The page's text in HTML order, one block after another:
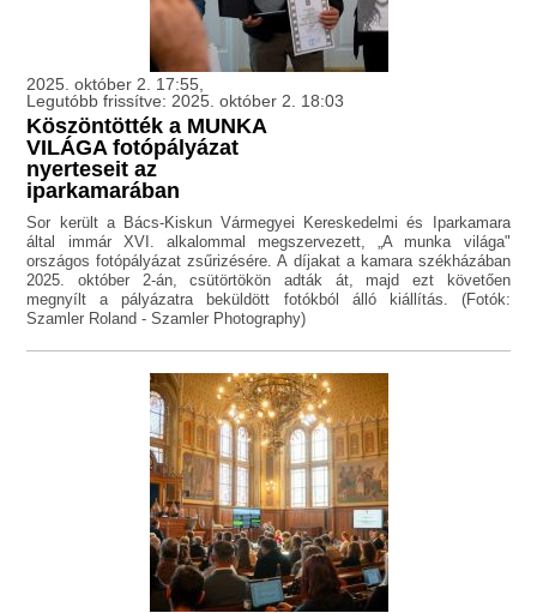
2025. október 2. 17:55,
Legutóbb frissítve: 2025. október 2. 18:03
Köszöntötték a MUNKA
VILÁGA fotópályázat
nyerteseit az
iparkamarában
Sor került a Bács-Kiskun Vármegyei Kereskedelmi és Iparkamara
által immár XVI. alkalommal megszervezett, „A munka világa"
országos fotópályázat zsűrizésére. A díjakat a kamara székházában
2025. október 2-án, csütörtökön adták át, majd ezt követően
megnyílt a pályázatra beküldött fotókból álló kiállítás. (Fotók:
Szamler Roland - Szamler Photography)